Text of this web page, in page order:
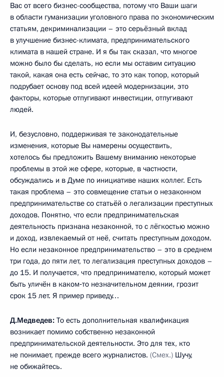
Вас от всего бизнес-сообщества, потому что Ваши шаги
в области гуманизации уголовного права по экономическим
статьям, декриминализации – это серьёзный вклад
в улучшение бизнес-климата, предпринимательского
климата в нашей стране. И я бы так сказал, что многое
можно было бы сделать, но если мы оставим ситуацию
такой, какая она есть сейчас, то это как топор, который
подрубает основу под всей идеей модернизации, это
факторы, которые отпугивают инвестиции, отпугивают
людей.
И, безусловно, поддерживая те законодательные
изменения, которые Вы намерены осуществить,
хотелось бы предложить Вашему вниманию некоторые
проблемы в этой же сфере, которые, в частности,
обсуждались и в Думе по инициативе наших коллег. Есть
такая проблема – это совмещение статьи о незаконном
предпринимательстве со статьёй о легализации преступных
доходов. Понятно, что если предпринимательская
деятельность признана незаконной, то с лёгкостью можно
и доход, извлекаемый от неё, считать преступным доходом.
Но если незаконное предпринимательство – это в среднем
три года, до пяти лет, то легализация преступных доходов –
до 15. И получается, что предпринимателю, который может
быть уличён в каком‑то незначительном деянии, грозит
срок 15 лет. Я пример приведу…
Д.Медведев: То есть дополнительная квалификация
возникает помимо собственно незаконной
предпринимательской деятельности. Это для тех, кто
не понимает, прежде всего журналистов. (Смех.) Шучу,
не обижайтесь.